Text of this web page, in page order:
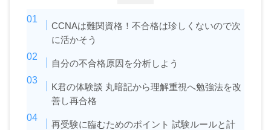
CCNAは難関資格！不合格は珍しくないので次
に活かそう
自分の不合格原因を分析しよう
K君の体験談 丸暗記から理解重視へ勉強法を改
善し再合格
再受験に臨むためのポイント 試験ルールと計